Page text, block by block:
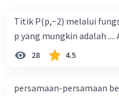
Titik P(p,−2) melalui
p yang mungkin adalah ....
28 4.5
persamaan-persamaan